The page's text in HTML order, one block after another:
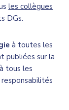
les collègues
DGs.
à toutes les
publiées sur la
tous les